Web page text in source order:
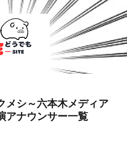
メシ～六本木メディア
アナウンサー一覧